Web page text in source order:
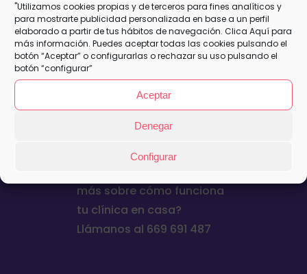
"Utilizamos cookies propias y de terceros para fines analíticos y
para mostrarte publicidad personalizada en base a un perfil
elaborado a partir de tus hábitos de navegación. Clica Aquípara
más información. Puedes aceptar todas las cookies pulsando el
botón “Aceptar” o configurarlas o rechazar su uso pulsando el
botón “configurar”
Aceptar
Denegar
Configurar
This is a simple, virtual product.
Añadir al
carrito
Detalles
más sobre cómo funciona
tu clínica en casa?
Llámanos al 669 691 487